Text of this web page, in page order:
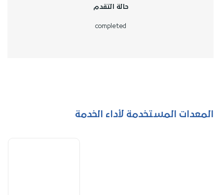
حالة التقدم
completed
المعدات المستخدمة لأداء الخدمة